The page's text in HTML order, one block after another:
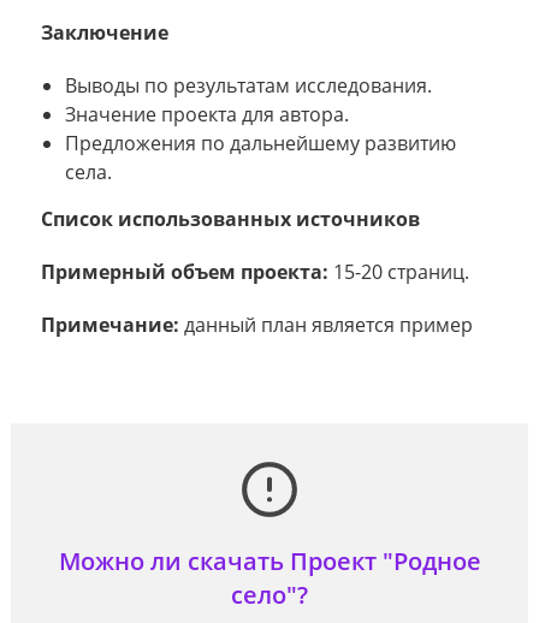
Заключение
Выводы по результатам исследования.
Значение проекта для автора.
Предложения по дальнейшему развитию
села.
Список использованных источников
Примерный объем проекта: 15-20 страниц.
Примечание: данный план является пример
Можно ли скачать Проект "Родное
село"?